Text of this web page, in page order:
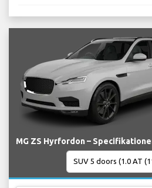
MG ZS Hyrfordon –